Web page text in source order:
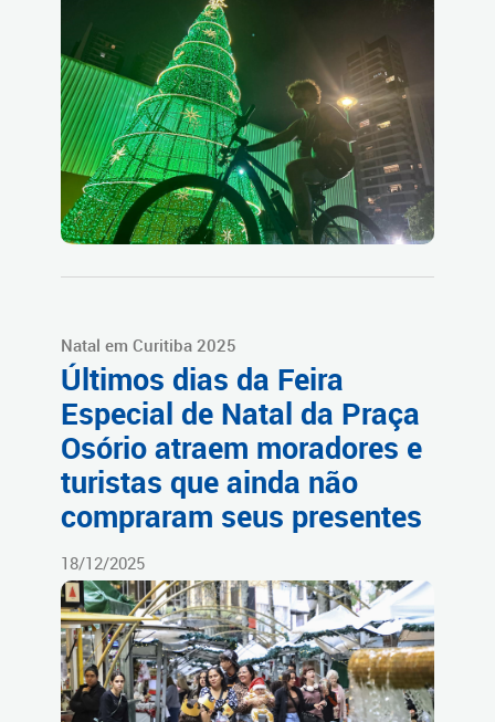
Natal em Curitiba 2025
Últimos dias da Feira
Especial de Natal da Praça
Osório atraem moradores e
turistas que ainda não
compraram seus presentes
18/12/2025